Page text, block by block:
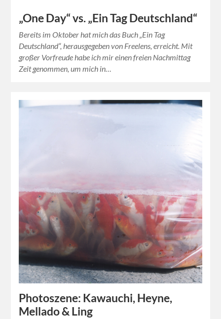
„One Day“ vs. „Ein Tag Deutschland“
Bereits im Oktober hat mich das Buch „Ein Tag
Deutschland“, herausgegeben von Freelens, erreicht. Mit
großer Vorfreude habe ich mir einen freien Nachmittag
Zeit genommen, um mich in…
Photoszene: Kawauchi, Heyne,
Mellado & Ling